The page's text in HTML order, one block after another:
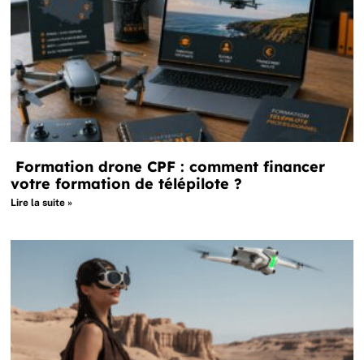
Formation drone CPF : comment financer
votre formation de télépilote ?
Lire la suite »